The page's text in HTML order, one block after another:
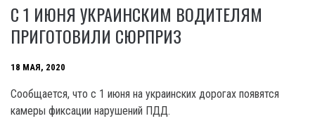
С 1 ИЮНЯ УКРАИНСКИМ ВОДИТЕЛЯМ
ПРИГОТОВИЛИ СЮРПРИЗ
18 МАЯ, 2020
Сообщается, что с 1 июня на украинских дорогах появятся
камеры фиксации нарушений ПДД.